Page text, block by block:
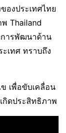
องประเทศไทย
Thailand
การพัฒนาด้าน
เทศ ทราบถึง
เพื่อขับเคลื่อน
กิดประสิทธิภาพ